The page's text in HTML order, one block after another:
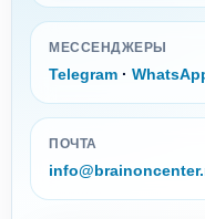
МЕССЕНДЖЕРЫ
Telegram ·
ПОЧТА